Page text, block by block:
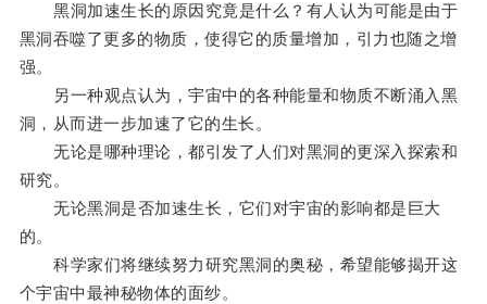
黑洞加速生长的原因究竟是什么？有人认为可能是由于
黑洞吞噬了更多的物质，使得它的质量增加，引力也随之增
强。
另一种观点认为，宇宙中的各种能量和物质不断涌入黑
洞，从而进一步加速了它的生长。
无论是哪种理论，都引发了人们对黑洞的更深入探索和
研究。
无论黑洞是否加速生长，它们对宇宙的影响都是巨大
的。
科学家们将继续努力研究黑洞的奥秘，希望能够揭开这
个宇宙中最神秘物体的面纱。